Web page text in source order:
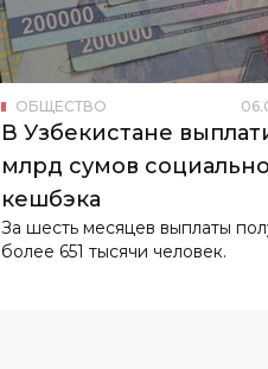
ОБЩЕСТВО 06.
В Узбекистане
млрд сумов
кешбэка
За шесть месяцев выплаты